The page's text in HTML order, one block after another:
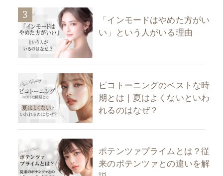
3
「インモードはやめた方がい
い」という人がいる理由
ピコトーニングのベストな時
期とは｜夏はよくないといわ
れるのはなぜ？
ポテンツァプライムとは？従
来のポテンツァとの違いを解